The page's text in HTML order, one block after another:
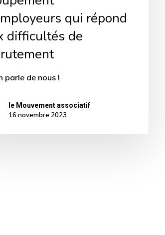
qui répond
difficultés de
parle de nous !
le Mouvement associatif
16 novembre 2023